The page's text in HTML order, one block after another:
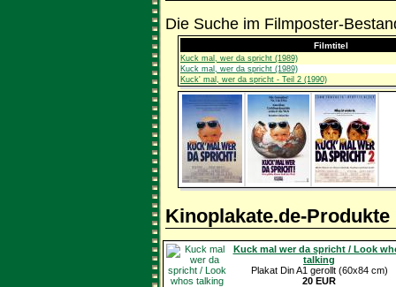
Die Suche im Filmposter-
Filmtitel
Kuck mal, wer da spricht (1989)
Kuck mal, wer da spricht (1989)
Kuck' mal, wer da spricht - Teil 2 (1990)
Kinoplakate.de-Produkte
Kuck mal wer da spricht / Look
talking
Plakat Din A1 gerollt (60x84 cm)
20 EUR